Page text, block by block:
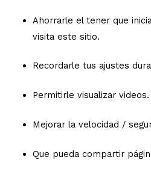
Ahorrarle el tener que
visita este sitio.
Recordarle tus ajustes
Permitirle visualizar videos.
Mejorar la velocidad /
Que pueda compartir